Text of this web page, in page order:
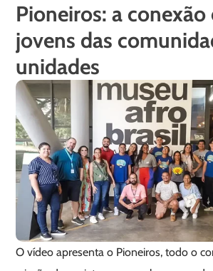
Pioneiros: a conexão
jovens das
unidades
O vídeo apresenta o Pioneiros, todo o